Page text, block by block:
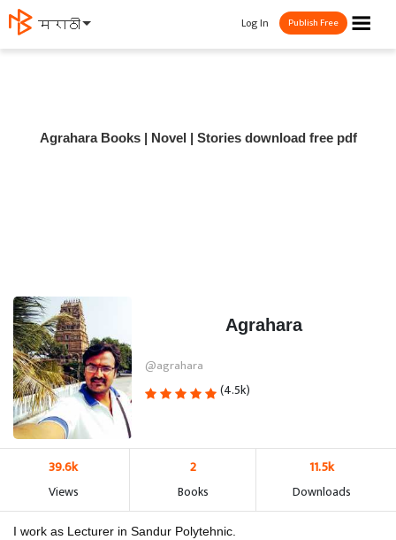
मराठी ☰
Log In Publish Free
Agrahara Books | Novel | Stories download free pdf
Agrahara
@agrahara
(4.5k)
39.6k
Views
2
Books
11.5k
Downloads
I work as Lecturer in Sandur Polytehnic.